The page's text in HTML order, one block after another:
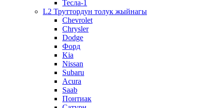
Тесла-1
L2 Труттордун толук жыйнагы
Chevrolet
Chrysler
Dodge
Форд
Kia
Nissan
Subaru
Acura
Saab
Понтиак